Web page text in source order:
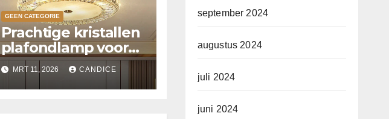
GEEN CATEGORIE
Prachtige kristallen
plafondlamp voor
slaapkamer
MRT 11, 2026 CANDICE
september 2024
augustus 2024
juli 2024
juni 2024